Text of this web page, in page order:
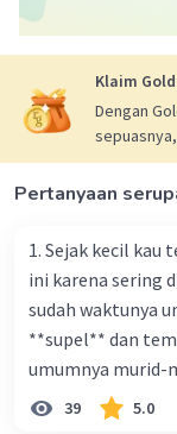
Klaim
Dengan
Pertanyaan
1. Sejak kecil kau
ini karena sering
sudah waktunya
**supel** dan
umumnya murid-
kelas satu.
ke kota kecil ini.
39 5.0